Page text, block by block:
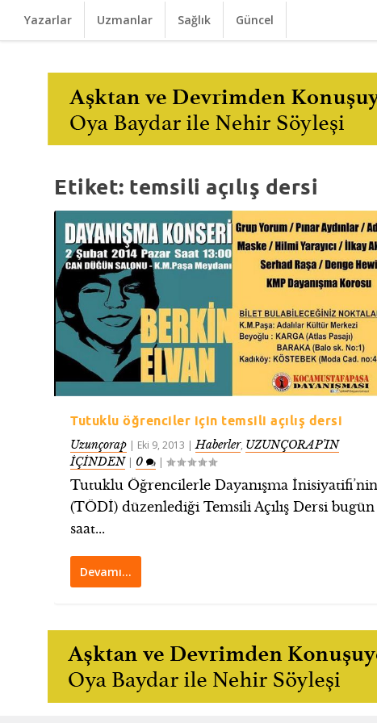
Yazarlar Uzmanlar Sağlık Güncel
Etiket: temsili açılış dersi
Tutuklu öğrenciler için temsili açılış dersi
Uzunçorap | Eki 9, 2013 |Haberler, UZUNÇORAP’IN
İÇİNDEN| 0 |
Tutuklu Öğrencilerle Dayanışma İnisiyatifi’nin
(TÖDİ) düzenlediği Temsili Açılış Dersi bugün
saat...
Devamı…